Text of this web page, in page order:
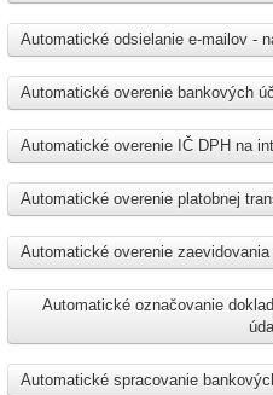
Automatické odsielanie e-mailov -
Automatické overenie bankových
Automatické overenie IČ DPH na
Automatické overenie platobnej
Automatické overenie zaevidovania
Automatické označovanie
Automatické spracovanie